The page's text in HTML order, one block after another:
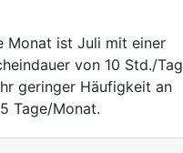
Monat ist Juli mit einer
von 10 Std./Tag
geringer Häufigkeit an
Tage/Monat.